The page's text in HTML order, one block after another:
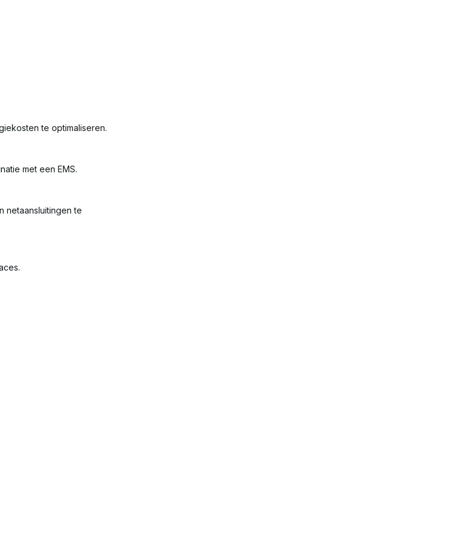
te optimaliseren.
met een EMS.
netaansluitingen te